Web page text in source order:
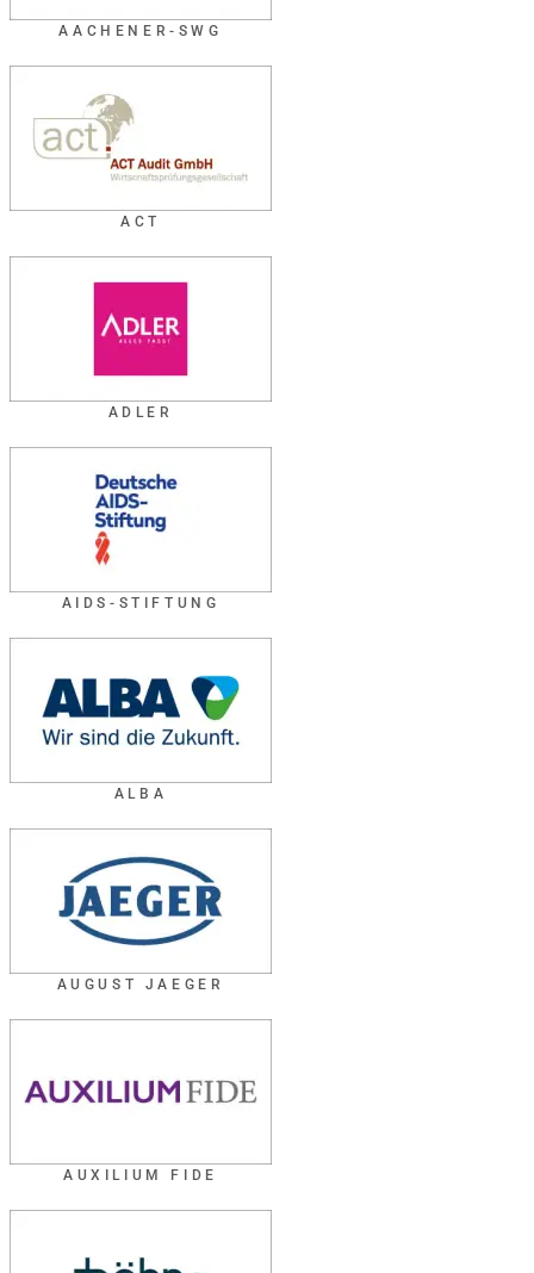
AACHENER-SWG
ACT
ADLER
AIDS-STIFTUNG
ALBA
AUGUST JAEGER
AUXILIUM FIDE